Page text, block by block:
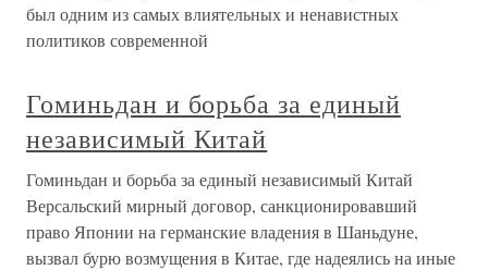
был одним из самых влиятельных и ненавистных
политиков современной
Гоминьдан и борьба за единый
независимый Китай
Гоминьдан и борьба за единый независимый Китай
Версальский мирный договор, санкционировавший
право Японии на германские владения в Шаньдуне,
вызвал бурю возмущения в Китае, где надеялись на иные